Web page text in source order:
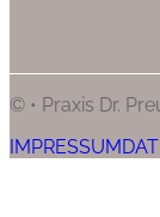
© • Praxis Dr.
IMPRESSUM